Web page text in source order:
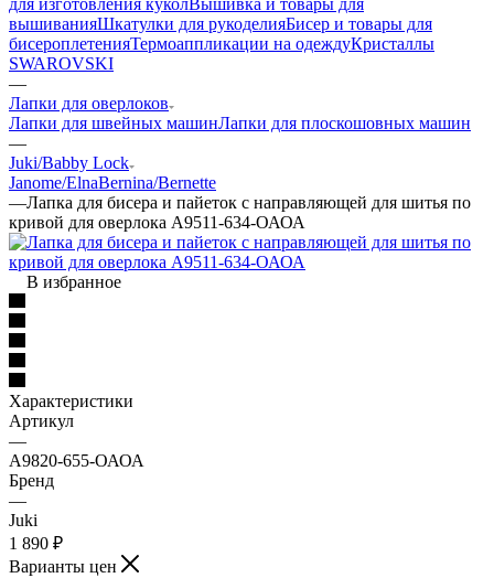
вышиванияШкатулки для рукоделияБисер и товары для
бисероплетенияТермоаппликации на одеждуКристаллы
SWAROVSKI
—
Лапки для оверлоков
Лапки для швейных машинЛапки для плоскошовных машин
—
Juki/Babby Lock
Janome/ElnaBernina/Bernette
—Лапка для бисера и пайеток с направляющей для шитья по
кривой для оверлока А9511-634-ОАОА
В избранное
Характеристики
Артикул
—
А9820-655-ОАОА
Бренд
—
Juki
1 890 ₽
Варианты цен